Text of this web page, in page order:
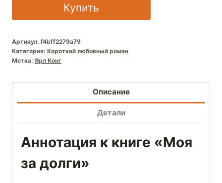
Купить
Артикул: f4bff2279a79
Категория: Короткий любовный роман
Метка: Ярл Конг
Описание
Детали
Аннотация к книге «Моя
за долги»